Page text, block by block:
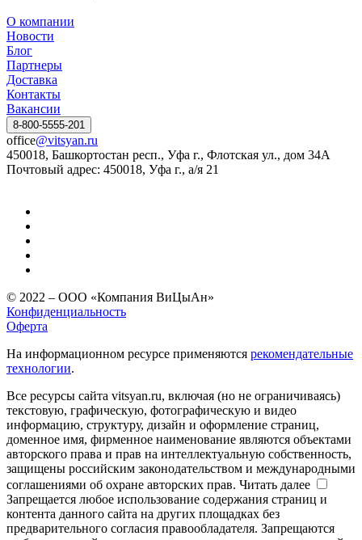
О компании
Новости
Блог
Партнеры
Доставка
Контакты
Вакансии
8-800-5555-201
office@vitsyan.ru
450018, Башкортостан респ., Уфа г., Флотская ул., дом 34А
Почтовый адрес: 450018, Уфа г., а/я 21
© 2022 – ООО «Компания ВиЦыАн»
Конфиденциальность
Оферта
На информационном ресурсе применяются рекомендательные
технологии.
Все ресурсы сайта vitsyan.ru, включая (но не ограничиваясь)
текстовую, графическую, фотографическую и видео
информацию, структуру, дизайн и оформление страниц,
доменное имя, фирменное наименование являются объектами
авторского права и прав на интеллектуальную собственность,
защищены российским законодательством и международными
соглашениями об охране авторских прав. Читать далее
Запрещается любое использование содержания страниц и
контента данного сайта на других площадках без
предварительного согласия правообладателя. Запрещаются